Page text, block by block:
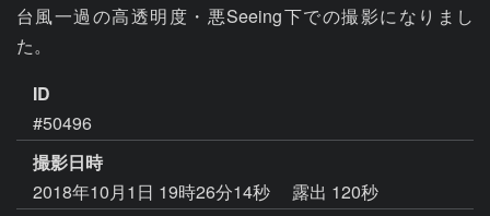
台風一過の高透明度・悪Seeing下での撮影になりまし
た。
ID
#50496
撮影日時
2018年10月1日 19時26分14秒
露出 120秒